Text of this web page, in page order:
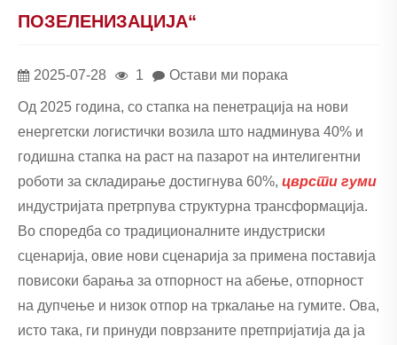
ПОЗЕЛЕНИЗАЦИЈА“
2025-07-28 1 Остави ми порака
Од 2025 година, со стапка на пенетрација на нови
енергетски логистички возила што надминува 40% и
годишна стапка на раст на пазарот на интелигентни
роботи за складирање достигнува 60%, цврсти гуми
индустријата претрпува структурна трансформација.
Во споредба со традиционалните индустриски
сценарија, овие нови сценарија за примена поставија
повисоки барања за отпорност на абење, отпорност
на дупчење и низок отпор на тркалање на гумите. Ова,
исто така, ги принуди поврзаните претпријатија да ја